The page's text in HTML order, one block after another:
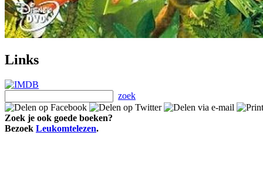
Links
zoek
Zoek je ook goede boeken?
Bezoek Leukomtelezen.